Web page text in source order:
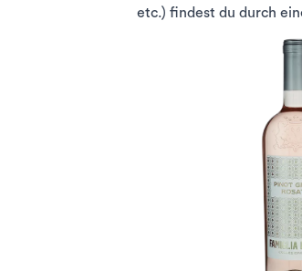
etc.) findest du durch